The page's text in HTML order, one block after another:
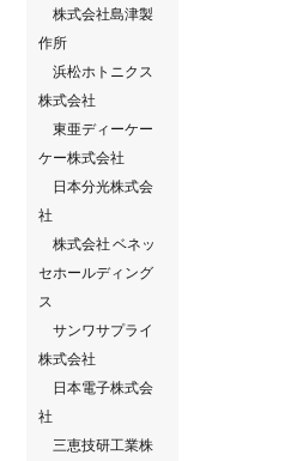
株式会社島津製
作所
浜松ホトニクス
株式会社
東亜ディーケー
ケー株式会社
日本分光株式会
社
株式会社 ベネッ
セホールディング
ス
サンワサプライ
株式会社
日本電子株式会
社
三恵技研工業株